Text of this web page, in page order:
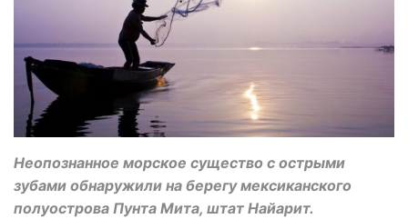
Неопознанное морское существо с острыми
зубами обнаружили на берегу мексиканского
полуострова Пунта Мита, штат Найарит.